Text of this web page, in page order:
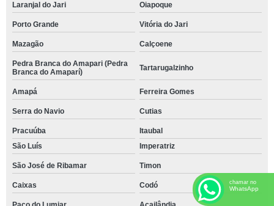
Laranjal do Jari Oiapoque
Porto Grande Vitória do Jari
Mazagão Calçoene
Pedra Branca do Amapari (Pedra
Branca do Amaparí)
Tartarugalzinho
Amapá Ferreira Gomes
Serra do Navio Cutias
Pracuúba
Itaubal
São Luís
Imperatriz
São José de Ribamar Timon
Caixas Codó chamar no
WhatsApp